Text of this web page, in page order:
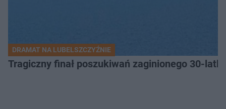
DRAMAT NA LUBELSZCZYŹNIE
Tragiczny finał poszukiwań zaginionego 30-